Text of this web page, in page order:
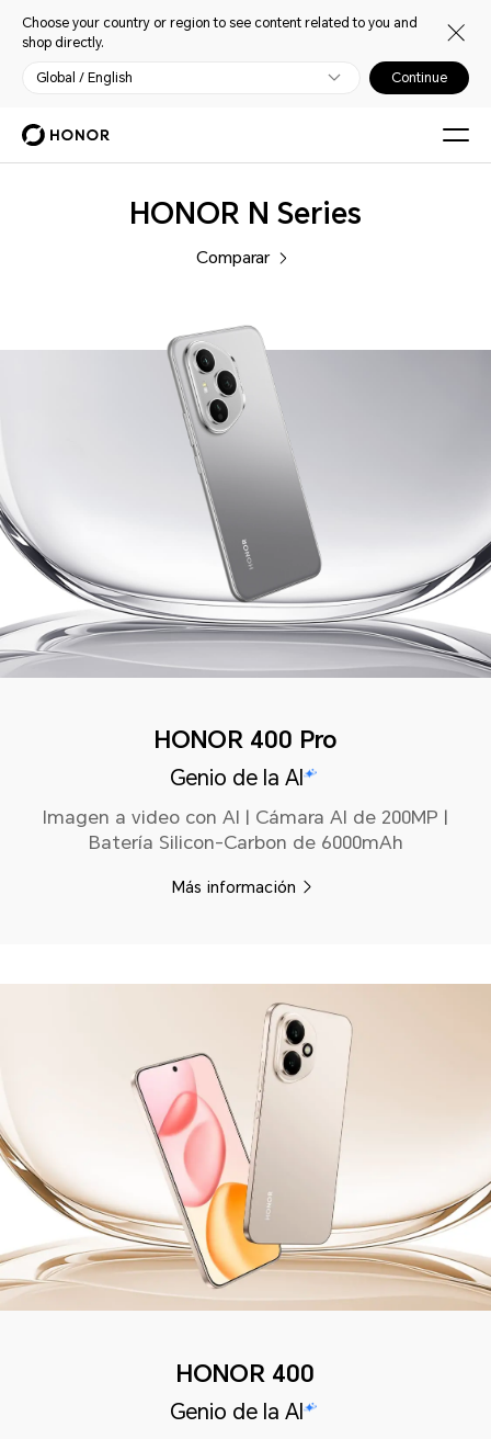
Choose your country or region to see content related to you and
shop directly.
Global / English Continue
CelularesHONOR N Series
Comparar
HONOR 400 Pro
Genio de la AI
Imagen a video con AI | Cámara AI de 200MP |
Batería Silicon-Carbon de 6000mAh
Más información
HONOR 400
Genio de la AI